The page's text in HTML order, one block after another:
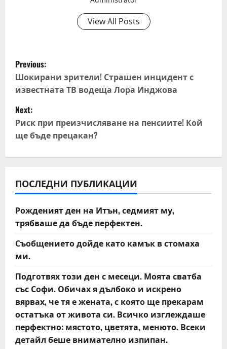
View All Posts
P
o
s
t
n
v
i
g
a
t
i
o
n
Previous:
Шокирани зрители! Страшен инцидент с
известната ТВ водеща Лора Инджова
Next:
Риск при преизчисляване на пенсиите! Кой
ще бъде прецакан?
ПОСЛЕДНИ ПУБЛИКАЦИИ
Рожденият ден на Итън, седмият му,
трябваше да бъде перфектен.
Съобщението дойде като камък в стомаха
ми.
Подготвях този ден с месеци. Моята сватба
със Софи. Обичах я дълбоко и искрено
вярвах, че тя е жената, с която ще прекарам
остатъка от живота си. Всичко изглеждаше
перфектно: мястото, цветята, менюто. Всеки
детайл беше внимателно изпипан.